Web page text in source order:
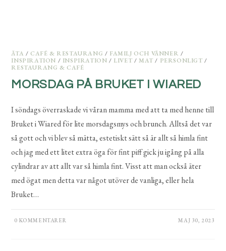
ÄTA / CAFÉ & RESTAURANG / FAMILJ OCH VÄNNER /
INSPIRATION / INSPIRATION / LIVET/MAT/ PERSONLIGT/
RESTAURANG & CAFÉ
MORSDAG PÅ BRUKET I WIARED
I söndags överraskade vi våran mamma med att ta med henne till
Bruket i Wiared för lite morsdagsmys och brunch. Alltså det var
så gott och vi blev så mätta, estetiskt sätt så är allt så himla fint
och jag med ett litet extra öga för fint piff gick ju igång på alla
cylindrar av att allt var så himla fint. Visst att man också äter
med ögat men detta var något utöver de vanliga, eller hela
Bruket…
0 KOMMENTARER MAJ 30, 2023